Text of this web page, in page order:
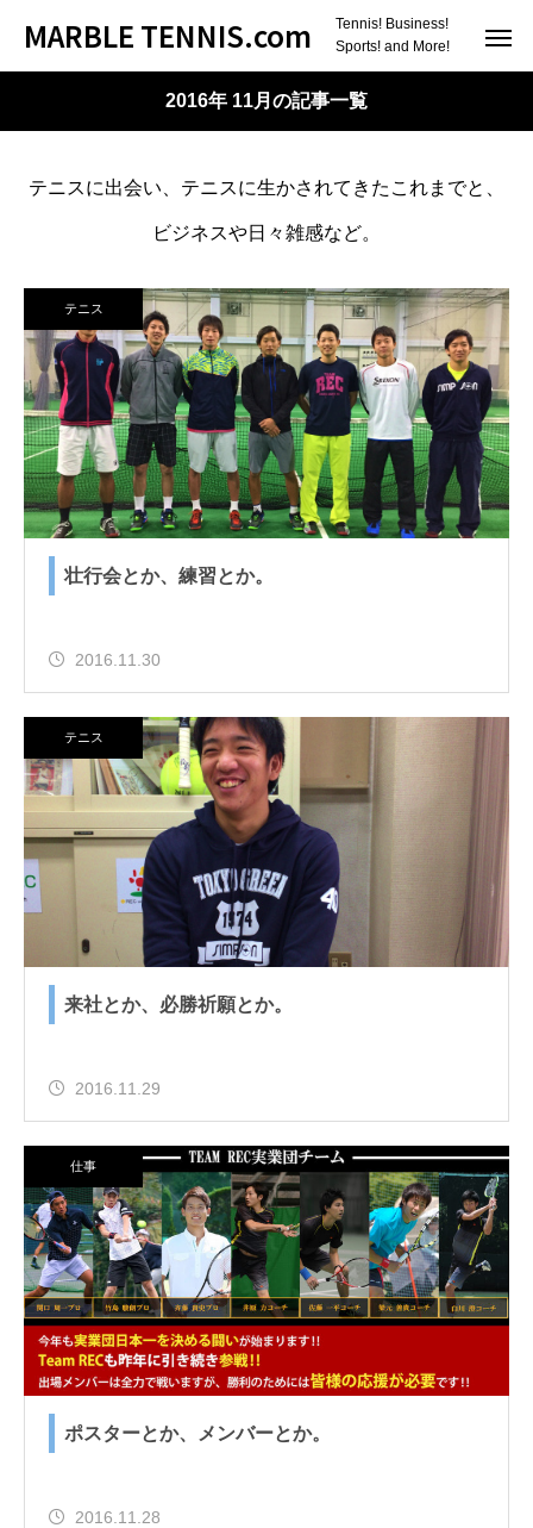
MARBLE TENNIS.com
Tennis! Business!
Sports! and More!
2016年 11月の記事一覧
テニスに出会い、テニスに生かされてきたこれまでと、
ビジネスや日々雑感など。
テニス
壮行会とか、練習とか。
2016.11.30
テニス
来社とか、必勝祈願とか。
2016.11.29
仕事
ポスターとか、メンバーとか。
2016.11.28